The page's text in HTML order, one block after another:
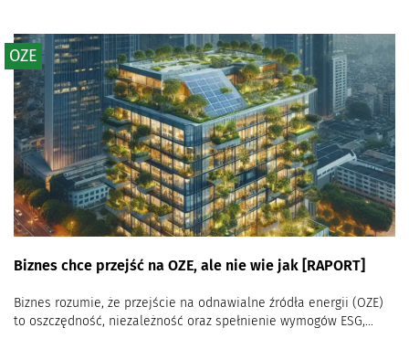
Biznes chce przejść na OZE, ale nie wie jak [RAPORT]
Biznes rozumie, że przejście na odnawialne źródła energii (OZE)
to oszczędność, niezależność oraz spełnienie wymogów ESG,...
OZE